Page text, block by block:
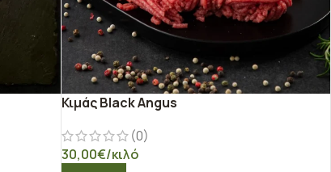
Κιμάς Black Angus
(0)
30,00€/κιλό